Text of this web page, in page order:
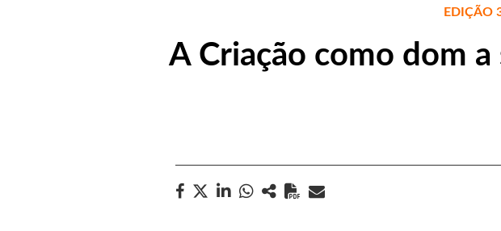
EDIÇÃO
A Criação como dom